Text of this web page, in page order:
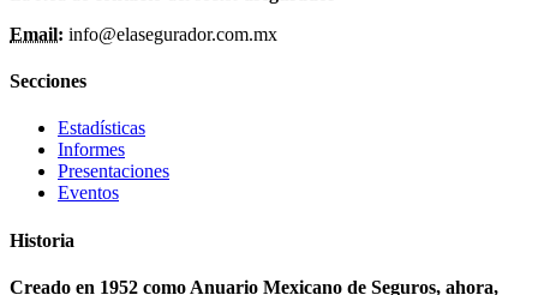
Email: info@elasegurador.com.mx
Secciones
Estadísticas
Informes
Presentaciones
Eventos
Historia
Creado en 1952 como Anuario Mexicano de Seguros, ahora,